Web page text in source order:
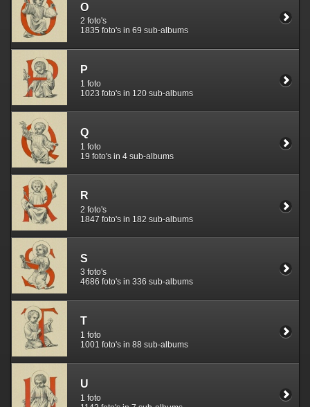
O
2 foto's
1835 foto's in 69 sub-albums
P
1 foto
1023 foto's in 120 sub-albums
Q
1 foto
19 foto's in 4 sub-albums
R
2 foto's
1847 foto's in 182 sub-albums
S
3 foto's
4686 foto's in 336 sub-albums
T
1 foto
1001 foto's in 88 sub-albums
U
1 foto